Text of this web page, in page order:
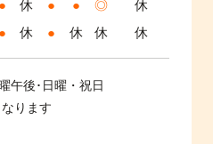
● 休 ● ● ◎
休
● 休 ● 休 休 休
午後･日曜・祝日
ります